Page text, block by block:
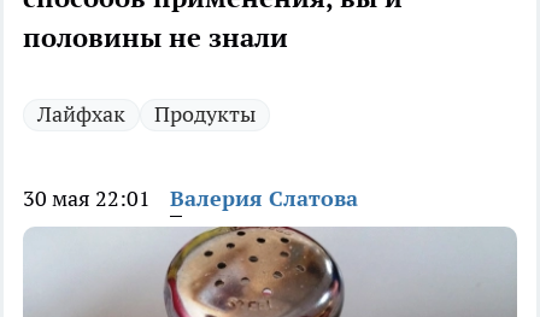
половины не знали
Лайфхак Продукты
30 мая 22:01 Валерия Слатова